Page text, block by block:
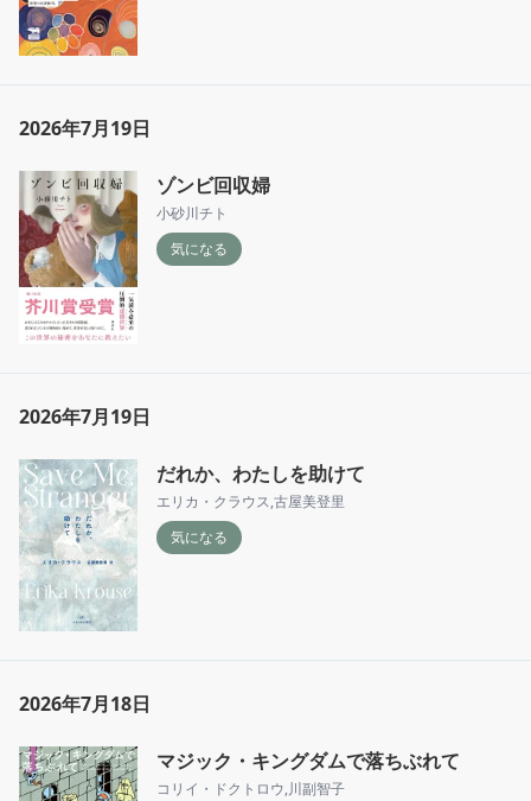
2026年7月19日
ゾンビ回収婦
小砂川チト
気になる
2026年7月19日
だれか、わたしを助けて
エリカ・クラウス,古屋美登里
気になる
2026年7月18日
マジック・キングダムで落ちぶれて
コリイ・ドクトロウ,川副智子